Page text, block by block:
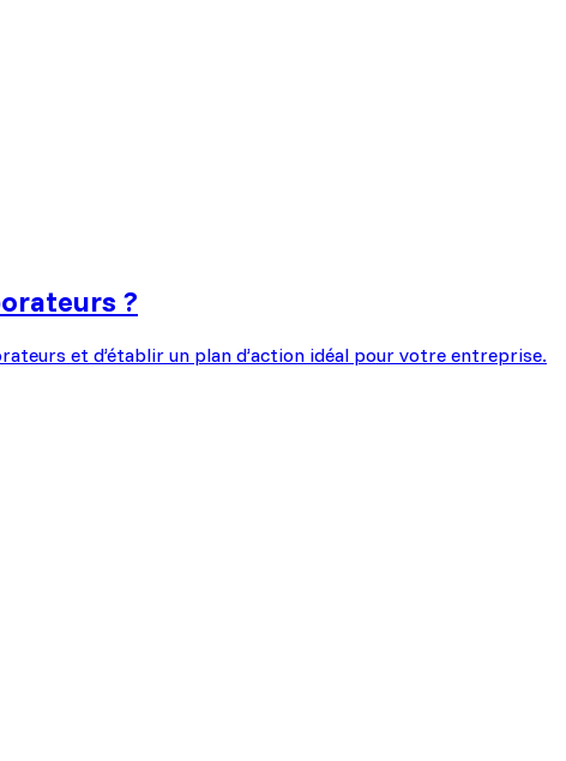
?
et d’établir un plan d’action idéal pour votre entreprise.